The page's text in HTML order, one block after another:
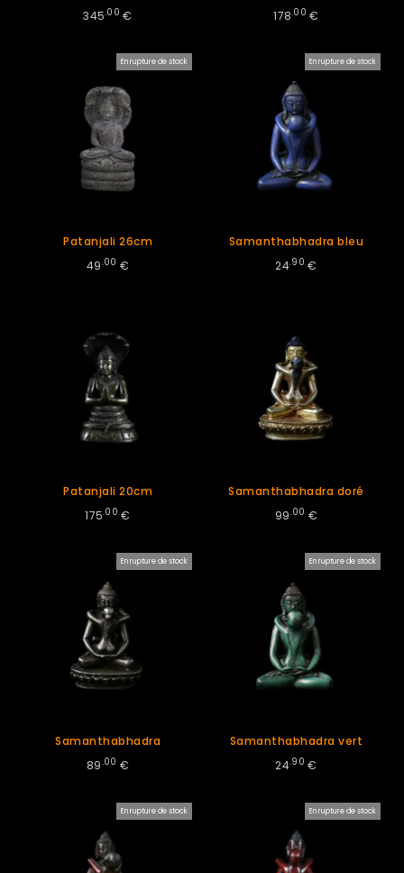
345.00 €
178.00 €
En rupture de stock
Patanjali 26cm
49.00 €
En rupture de stock
Samanthabhadra bleu
24.90 €
Patanjali 20cm
175.00 €
Samanthabhadra doré
99.00 €
En rupture de stock
Samanthabhadra
89.00 €
En rupture de stock
Samanthabhadra vert
24.90 €
En rupture de stock En rupture de stock